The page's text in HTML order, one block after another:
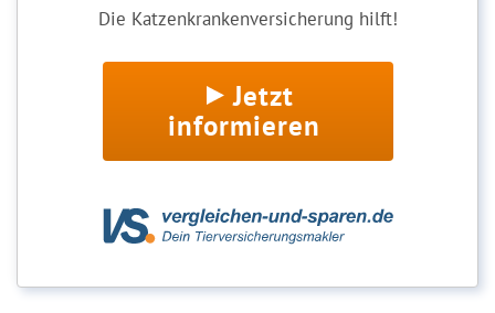
Die Katzenkrankenversicherung hilft!
Jetzt
informieren